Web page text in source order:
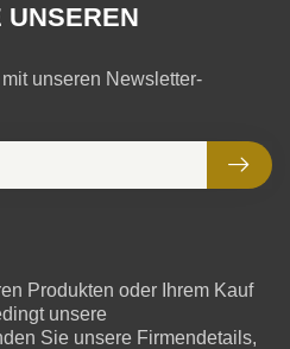
Produkten oder Ihrem Kauf
unsere
Sie unsere Firmendetails,
UNSEREN
unseren Newsletter-